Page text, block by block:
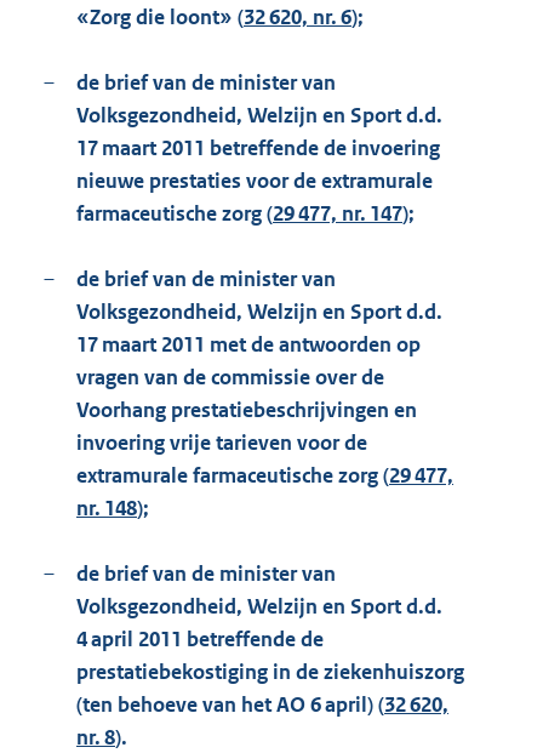
«Zorg die loont» (32 620, nr. 6);
–
de brief van de minister van
Volksgezondheid, Welzijn en Sport d.d.
17 maart 2011 betreffende de invoering
nieuwe prestaties voor de extramurale
farmaceutische zorg (29 477, nr. 147);
–
de brief van de minister van
Volksgezondheid, Welzijn en Sport d.d.
17 maart 2011 met de antwoorden op
vragen van de commissie over de
Voorhang prestatiebeschrijvingen en
invoering vrije tarieven voor de
extramurale farmaceutische zorg (29 477,
nr. 148);
–
de brief van de minister van
Volksgezondheid, Welzijn en Sport d.d.
4 april 2011 betreffende de
prestatiebekostiging in de ziekenhuiszorg
(ten behoeve van het AO 6 april) (32 620,
nr. 8).